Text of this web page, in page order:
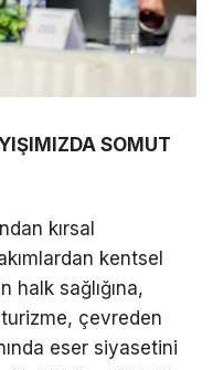
SOMUT
kırsal
kentsel
halk sağlığına,
çevreden
eser siyasetini